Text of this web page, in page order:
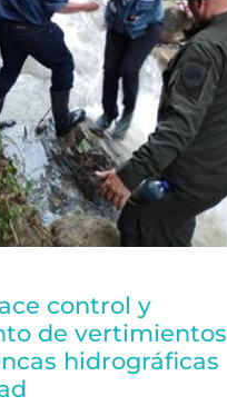
control y
de vertimientos
hidrográficas